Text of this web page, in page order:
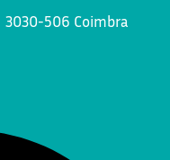
3030-506 Coimbra